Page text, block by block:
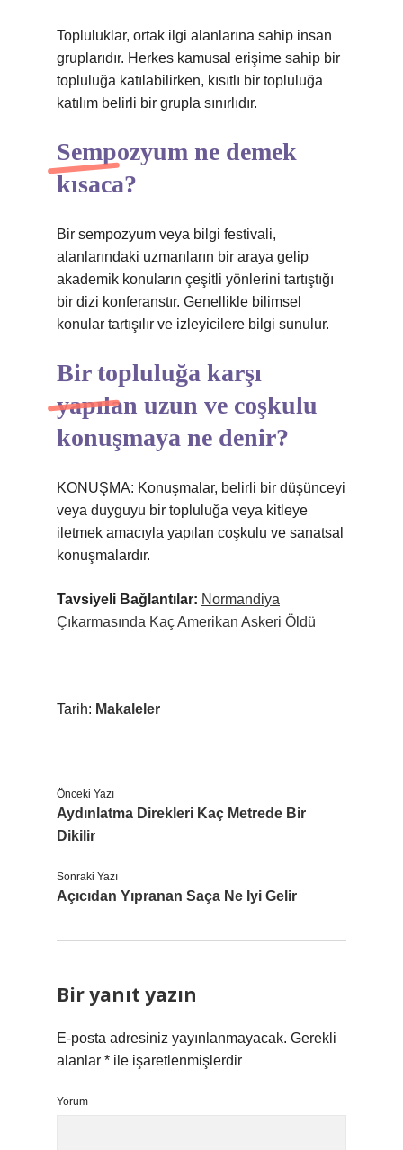
Topluluklar, ortak ilgi alanlarına sahip insan
gruplarıdır. Herkes kamusal erişime sahip bir
topluluğa katılabilirken, kısıtlı bir topluluğa
katılım belirli bir grupla sınırlıdır.
Sempozyum ne demek
kısaca?
Bir sempozyum veya bilgi festivali,
alanlarındaki uzmanların bir araya gelip
akademik konuların çeşitli yönlerini tartıştığı
bir dizi konferanstır. Genellikle bilimsel
konular tartışılır ve izleyicilere bilgi sunulur.
Bir topluluğa karşı
yapılan uzun ve coşkulu
konuşmaya ne denir?
KONUŞMA: Konuşmalar, belirli bir düşünceyi
veya duyguyu bir topluluğa veya kitleye
iletmek amacıyla yapılan coşkulu ve sanatsal
konuşmalardır.
Tavsiyeli Bağlantılar: Normandiya
Çıkarmasında Kaç Amerikan Askeri Öldü
Tarih: Makaleler
Önceki Yazı
Aydınlatma Direkleri Kaç Metrede Bir
Dikilir
Sonraki Yazı
Açıcıdan Yıpranan Saça Ne Iyi Gelir
Bir yanıt yazın
E-posta adresiniz yayınlanmayacak. Gerekli
alanlar * ile işaretlenmişlerdir
Yorum